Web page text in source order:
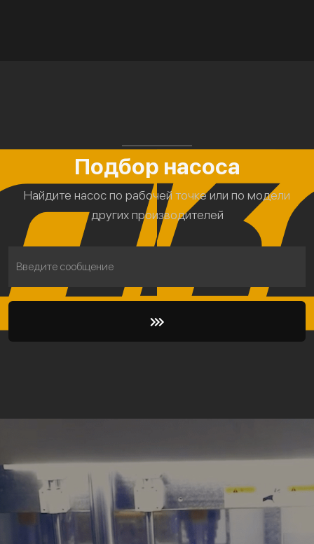
Подбор насоса
Найдите насос по рабочей точке или по модели
других производителей
Введите сообщение